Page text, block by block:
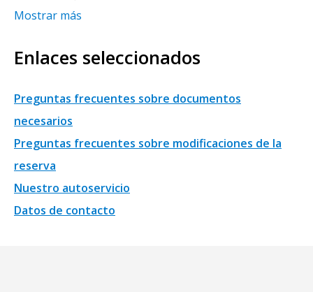
Mostrar más
Enlaces seleccionados
Preguntas frecuentes sobre documentos
necesarios
Preguntas frecuentes sobre modificaciones de la
reserva
Nuestro autoservicio
Datos de contacto